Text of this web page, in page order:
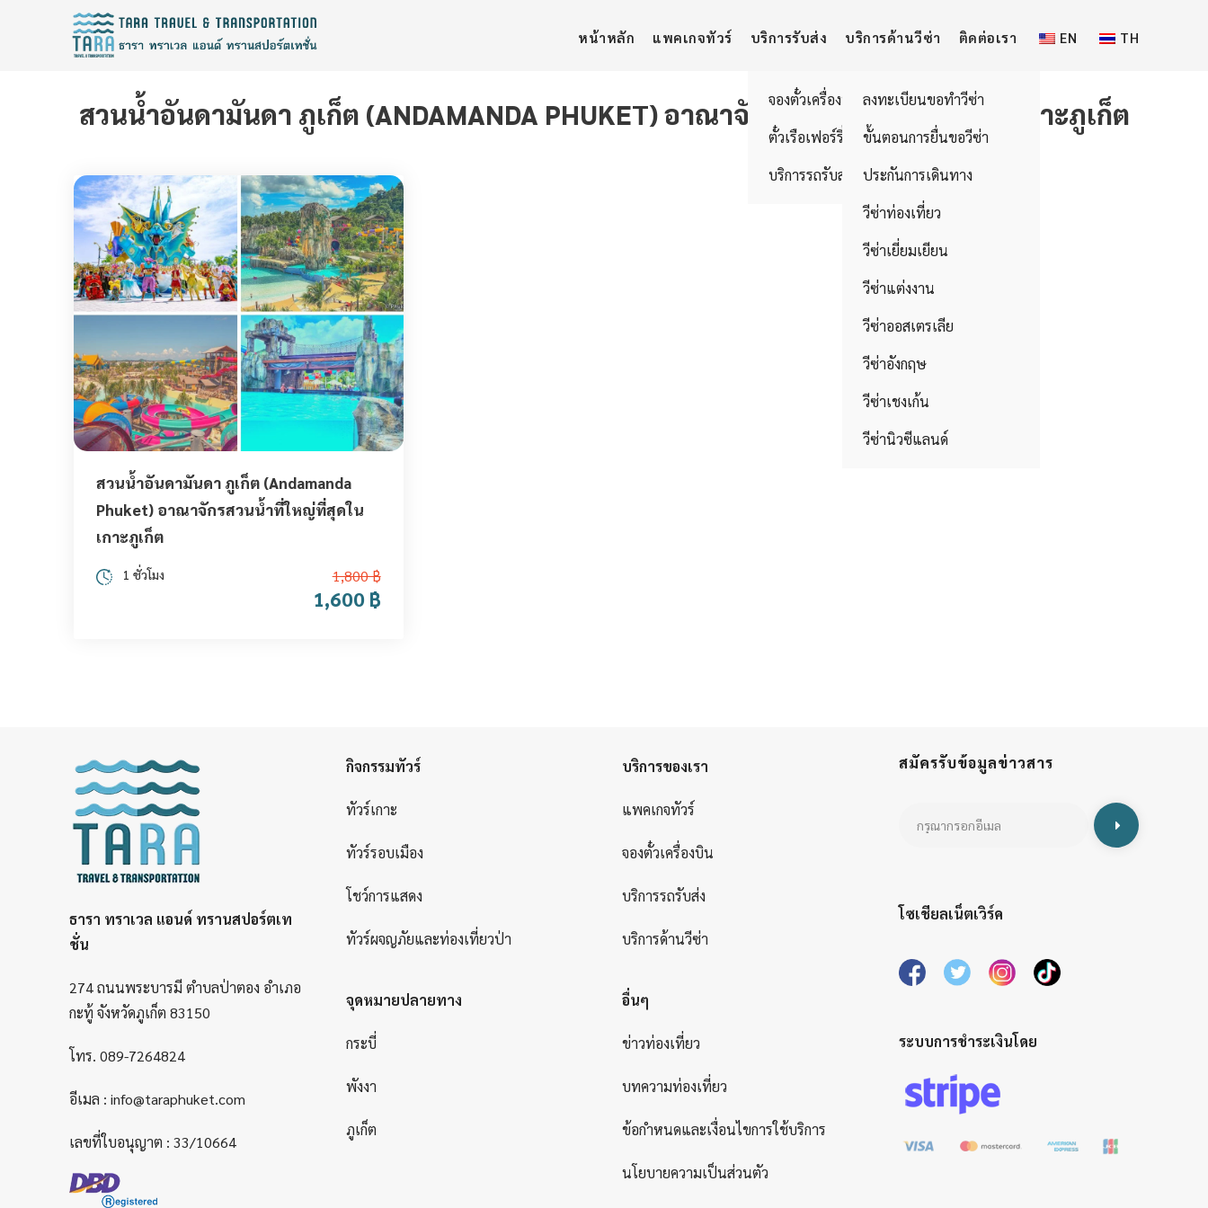
หน้าหลัก แพคเกจทัวร์ บริการรับส่ง
จองตั๋วเครื่องบิน
ตั๋วเรือเฟอร์รี่
บริการรถรับส่ง
บริการด้านวีซ่า
ลงทะเบียนขอทำวีซ่า
ขั้นตอนการยื่นขอวีซ่า
ประกันการเดินทาง
วีซ่าท่องเที่ยว
วีซ่าเยี่ยมเยียน
วีซ่าแต่งงาน
วีซ่าออสเตรเลีย
วีซ่าอังกฤษ
วีซ่าเชงเก้น
วีซ่านิวซีแลนด์
ติดต่อเรา EN TH
สวนน้ำอันดามันดา ภูเก็ต (ANDAMANDA PHUKET) อาณาจักรสวนน้ำที่ใหญ่ที่สุดในเกาะภูเก็ต
สวนน้ำอันดามันดา ภูเก็ต (Andamanda
Phuket) อาณาจักรสวนน้ำที่ใหญ่ที่สุดใน
เกาะภูเก็ต
1,800 ฿
1,600 ฿
1 ชั่วโมง
ธารา ทราเวล แอนด์ ทรานสปอร์ตเท
ชั่น
274 ถนนพระบารมี ตำบลป่าตอง อำเภอ
กะทู้ จังหวัดภูเก็ต 83150
โทร. 089-7264824
อีเมล : info@taraphuket.com
เลขที่ใบอนุญาต : 33/10664
กิจกรรมทัวร์
ทัวร์เกาะ
ทัวร์รอบเมือง
โชว์การแสดง
ทัวร์ผจญภัยและท่องเที่ยวป่า
จุดหมายปลายทาง
กระบี่
พังงา
ภูเก็ต
บริการของเรา
แพคเกจทัวร์
จองตั๋วเครื่องบิน
บริการรถรับส่ง
บริการด้านวีซ่า
อื่นๆ
ข่าวท่องเที่ยว
บทความท่องเที่ยว
ข้อกำหนดและเงื่อนไขการใช้บริการ
นโยบายความเป็นส่วนตัว
สมัครรับข้อมูลข่าวสาร
โซเชียลเน็ตเวิร์ค
ระบบการชำระเงินโดย